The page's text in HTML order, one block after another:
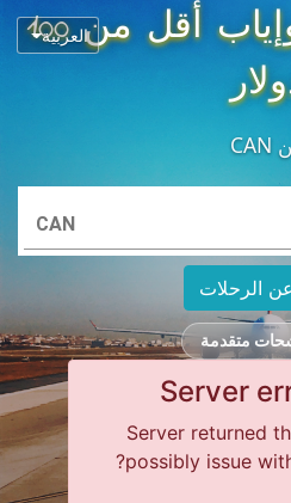
العربية
رحلات ذهاب وإياب أقل من 100
CAN
CAN
الرحلات
متقدمة
Server
Server returned
possibly issue